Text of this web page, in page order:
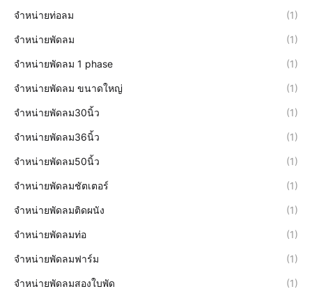
จำหน่ายท่อลม (1)
จำหน่ายพัดลม (1)
จำหน่ายพัดลม 1 phase (1)
จำหน่ายพัดลม ขนาดใหญ่ (1)
จำหน่ายพัดลม30นิ้ว (1)
จำหน่ายพัดลม36นิ้ว (1)
จำหน่ายพัดลม50นิ้ว (1)
จำหน่ายพัดลมชัตเตอร์ (1)
จำหน่ายพัดลมติดผนัง (1)
จำหน่ายพัดลมท่อ (1)
จำหน่ายพัดลมฟาร์ม (1)
จำหน่ายพัดลมสองใบพัด (1)